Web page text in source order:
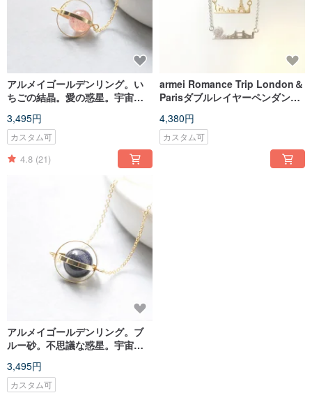
アルメイゴールデンリング。い
ちごの結晶。愛の惑星。宇宙の
グ。ストロベリークリスタル。
ラブプラネット。ギャラクシー
3,495円
カスタム可
4.8 (21)
armei Romance Trip London＆
Parisダブルレイヤーペンダント
4,380円
カスタム可
アルメイゴールデンリング。ブ
ルー砂。不思議な惑星。宇宙の
グ。青い砂岩。不思議な惑星。
ギャラクシーネックレス
3,495円
カスタム可